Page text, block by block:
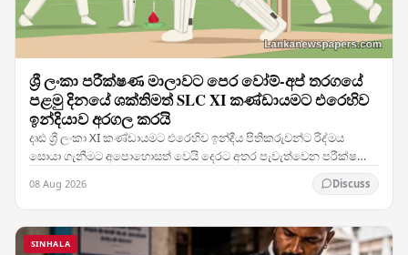
ශ්‍රී ලංකා පරීක්ෂණ මාලාවට පෙර වෝම්-අප් තරගයේ
පළමු දිනයේ ශක්තිමත් SLC XI කණ්ඩායමට එරෙහිව
ඉන්දියාව අරගල කරයි
දෘඪ ශ්‍රී ලංකා XI කණ්ඩායමට එරෙහිව ඉන්දීය පිතිකරුවන්ට රිද්මය
සොයා ගැනීමට අපොහොසත් වෙයි දෙරට අතර පැවැත්වෙන පරීක්ෂණ
08 Aug 2026 Discuss
SINHALA